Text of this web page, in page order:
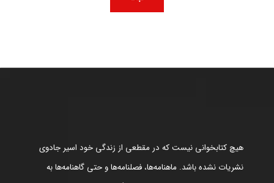
هیچ کتابخوانی نیست که در مقطعی از زندگی خود اسیر جادوی
نشریات نشده باشد. ماهنامه‌ها، فصلنامه‌ها و حتی گاهنامه‌ها به